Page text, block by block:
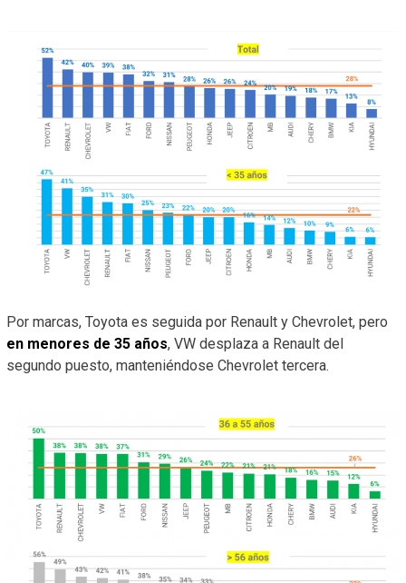
Por marcas, Toyota es seguida por Renault y Chevrolet, pero
en menores de 35 años, VW desplaza a Renault del
segundo puesto, manteniéndose Chevrolet tercera.